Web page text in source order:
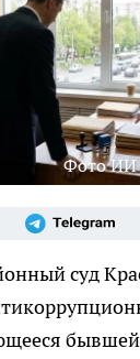
Фото ИИ
суд